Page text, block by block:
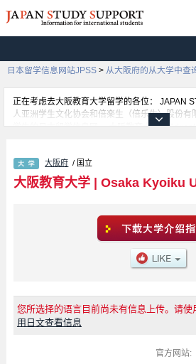
日本留学信息网站JPSS > 从大阪府的从大学中查
正在考虑去大阪教育大学留学的各位： JAPAN
人亚洲学生文化协会和倍楽生（倍乐生）股份有
学生的日本留学信息网。 大阪教育大学的
学校正在招收留学生的信息。
大阪府 / 国立
大阪教育大学| Osaka Kyoiku
您所选择的语言目前尚未有信息上传。请使
用日文查看信息
官方网站: